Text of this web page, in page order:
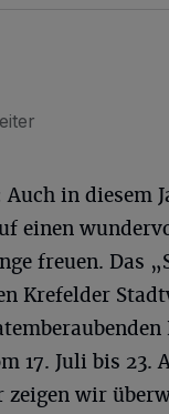
in diesem
einen
freuen. Das
Krefelder
17. Juli bis
zeigen wir